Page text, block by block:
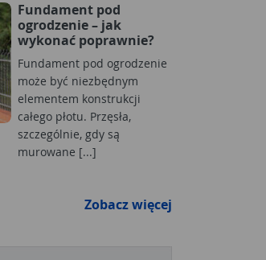
Fundament pod
ogrodzenie – jak
wykonać poprawnie?
Fundament pod ogrodzenie
może być niezbędnym
elementem konstrukcji
całego płotu. Przęsła,
szczególnie, gdy są
murowane [...]
Zobacz więcej